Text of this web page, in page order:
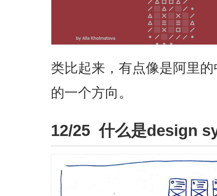
类比起来，有点像是阿里
的一个方向。
12/25 什么是design